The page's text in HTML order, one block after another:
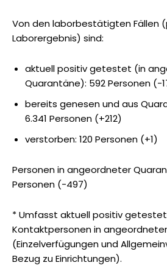
Von den laborbestätigten Fällen
Laborergebnis) sind:
aktuell positiv getestet (in
Quarantäne): 592 Personen (-
bereits genesen und aus
6.341 Personen (+212)
verstorben: 120 Personen (+1)
Personen in angeordneter
Personen (-497)
* Umfasst aktuell positiv
Kontaktpersonen in
(Einzelverfügungen und
Bezug zu Einrichtungen).